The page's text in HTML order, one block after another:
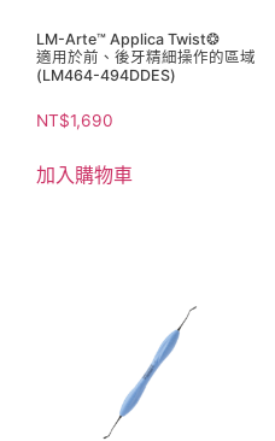
LM-Arte™ Applica Twist❂
適用於前、後牙精細操作的區域
(LM464-494DDES)
NT$1,690
加入購物車